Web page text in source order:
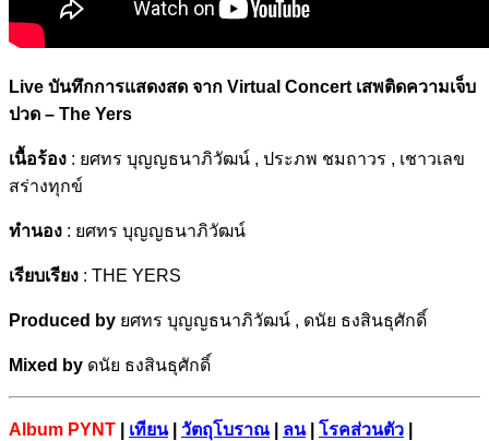
Live บันทึกการแสดงสด จาก Virtual Concert เสพติดความเจ็บ
ปวด – The Yers
เนื้อร้อง : ยศทร บุญญธนาภิวัฒน์ , ประภพ ชมถาวร , เชาวเลข
สร่างทุกข์
ทํานอง : ยศทร บุญญธนาภิวัฒน์
เรียบเรียง : THE YERS
Produced by ยศทร บุญญธนาภิวัฒน์ , ดนัย ธงสินธุศักดิ์
Mixed by ดนัย ธงสินธุศักดิ์
Album PYNT เทียน| วัตถุโบราณ ลน| โรคส่วนตัว